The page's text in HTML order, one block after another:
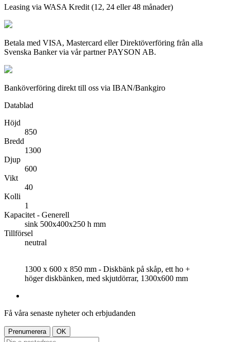
Leasing via WASA Kredit (12, 24 eller 48 månader)
Betala med VISA, Mastercard eller Direktöverföring från alla
Svenska Banker via vår partner PAYSON AB.
Banköverföring direkt till oss via IBAN/Bankgiro
Datablad
Höjd
850
Bredd
1300
Djup
600
Vikt
40
Kolli
1
Kapacitet - Generell
sink 500x400x250 h mm
Tillförsel
neutral
1300 x 600 x 850 mm - Diskbänk på skåp, ett ho +
höger diskbänken, med skjutdörrar, 1300x600 mm
Få våra senaste nyheter och erbjudanden